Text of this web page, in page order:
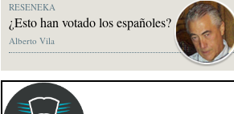
RESENEKA
¿Esto han votado los españoles?
Alberto Vila